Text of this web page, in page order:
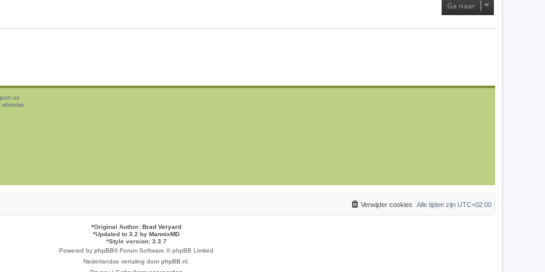
Ga naar
us
Alle tijden zijn UTC+02:00
Verwijder cookies
*Original Author: Brad Veryard
*Updated to 3.2 by MannixMD
*Style version: 3.3.7
Powered by phpBB® Forum Software © phpBB Limited
Nederlandse vertaling doorphpBB.nl